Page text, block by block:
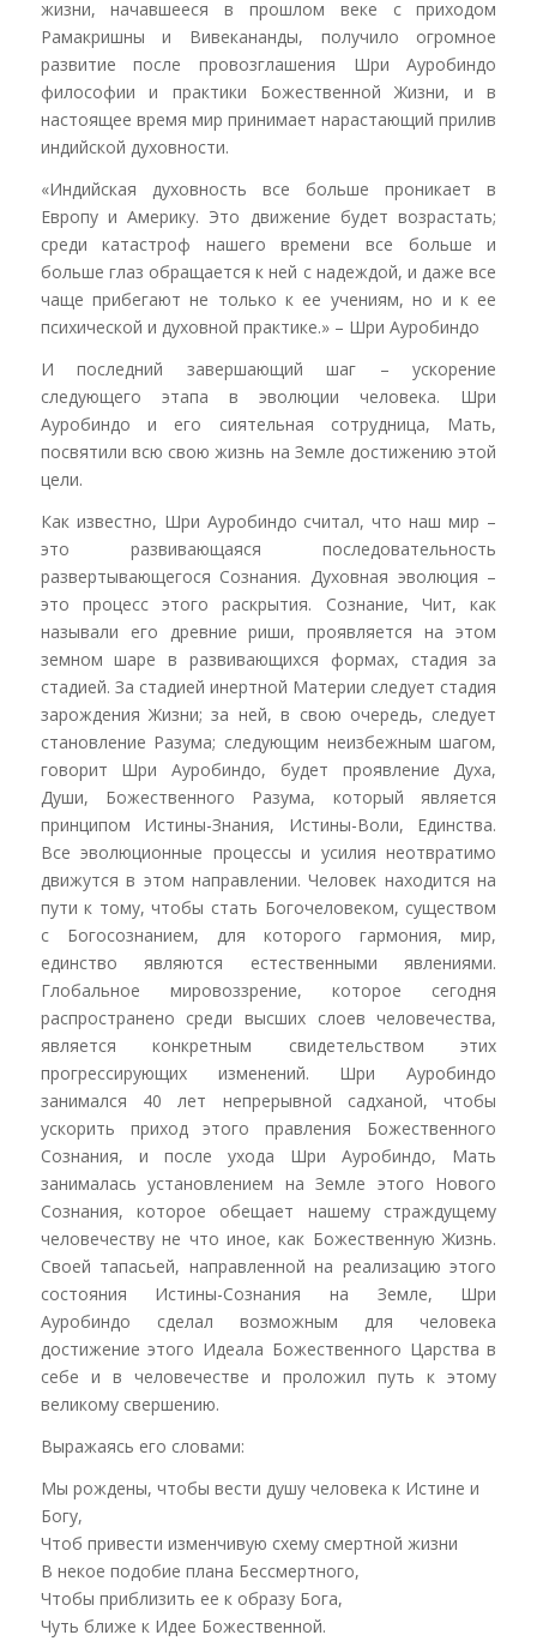
жизни, начавшееся в прошлом веке с приходом
Рамакришны и Вивекананды, получило огромное
развитие после провозглашения Шри Ауробиндо
философии и практики Божественной Жизни, и в
настоящее время мир принимает нарастающий прилив
индийской духовности.
«Индийская духовность все больше проникает в
Европу и Америку. Это движение будет возрастать;
среди катастроф нашего времени все больше и
больше глаз обращается к ней с надеждой, и даже все
чаще прибегают не только к ее учениям, но и к ее
психической и духовной практике.» – Шри Ауробиндо
И последний завершающий шаг – ускорение
следующего этапа в эволюции человека. Шри
Ауробиндо и его сиятельная сотрудница, Мать,
посвятили всю свою жизнь на Земле достижению этой
цели.
Как известно, Шри Ауробиндо считал, что наш мир –
это развивающаяся последовательность
развертывающегося Сознания. Духовная эволюция –
это процесс этого раскрытия. Сознание, Чит, как
называли его древние риши, проявляется на этом
земном шаре в развивающихся формах, стадия за
стадией. За стадией инертной Материи следует стадия
зарождения Жизни; за ней, в свою очередь, следует
становление Разума; следующим неизбежным шагом,
говорит Шри Ауробиндо, будет проявление Духа,
Души, Божественного Разума, который является
принципом Истины-Знания, Истины-Воли, Единства.
Все эволюционные процессы и усилия неотвратимо
движутся в этом направлении. Человек находится на
пути к тому, чтобы стать Богочеловеком, существом
с Богосознанием, для которого гармония, мир,
единство являются естественными явлениями.
Глобальное мировоззрение, которое сегодня
распространено среди высших слоев человечества,
является конкретным свидетельством этих
прогрессирующих изменений. Шри Ауробиндо
занимался 40 лет непрерывной садханой, чтобы
ускорить приход этого правления Божественного
Сознания, и после ухода Шри Ауробиндо, Мать
занималась установлением на Земле этого Нового
Сознания, которое обещает нашему страждущему
человечеству не что иное, как Божественную Жизнь.
Своей тапасьей, направленной на реализацию этого
состояния Истины-Сознания на Земле, Шри
Ауробиндо сделал возможным для человека
достижение этого Идеала Божественного Царства в
себе и в человечестве и проложил путь к этому
великому свершению.
Выражаясь его словами:
Мы рождены, чтобы вести душу человека к Истине и
Богу,
Чтоб привести изменчивую схему смертной жизни
В некое подобие плана Бессмертного,
Чтобы приблизить ее к образу Бога,
Чуть ближе к Идее Божественной.